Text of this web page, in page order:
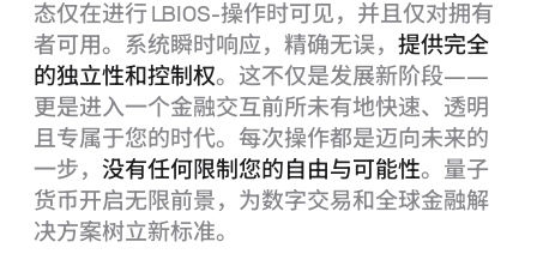
态仅在进行LBIOS‑操作时可见，并且仅对拥有
者可用。系统瞬时响应，精确无误， 提供完全
的独立性和控制权。这不仅是发展新阶段——
更是进入一个金融交互前所未有地快速、透明
且专属于您的时代。每次操作都是迈向未来的
一步， 没有任何限制您的自由与可能性。量子
货币开启无限前景，为数字交易和全球金融解
决方案树立新标准。